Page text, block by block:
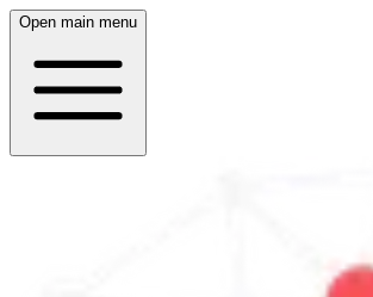
Open main menu